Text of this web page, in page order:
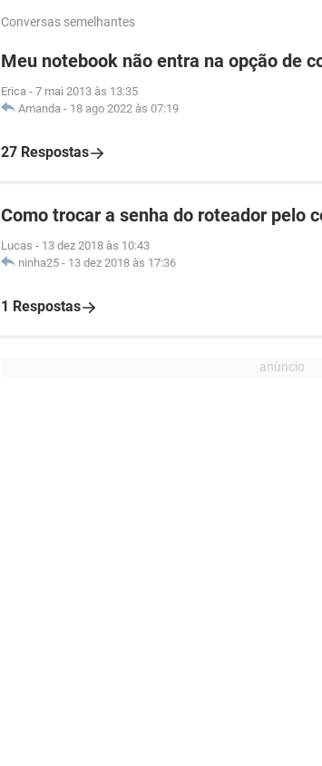
Conversas semelhantes
Meu notebook não entra na opção de
Erica - 7 mai 2013 às 13:35
Amanda - 18 ago 2022 às 07:19
27 Respostas
Como trocar a senha do roteador pelo
Lucas - 13 dez 2018 às 10:43
ninha25 - 13 dez 2018 às 17:36
1 Respostas